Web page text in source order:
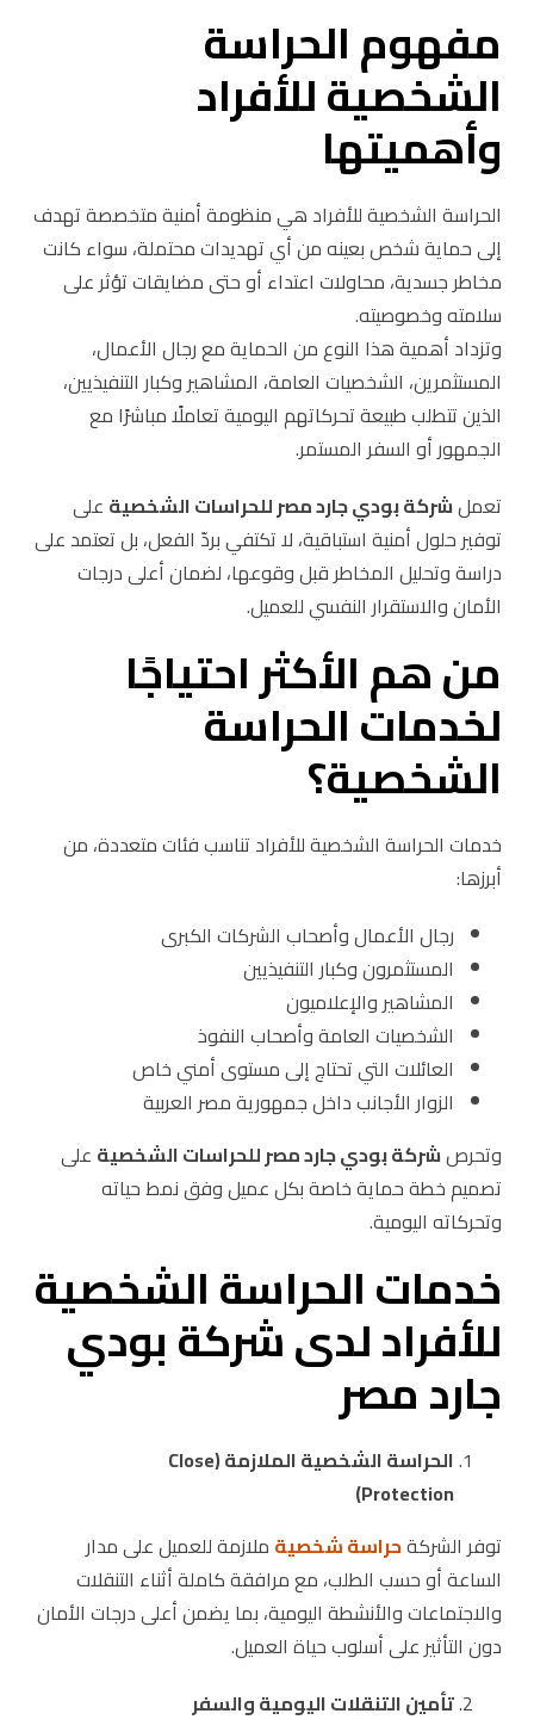
مفهوم الحراسة
الشخصية للأفراد
وأهميتها
الحراسة الشخصية للأفراد هي منظومة أمنية متخصصة تهدف
إلى حماية شخص بعينه من أي تهديدات محتملة، سواء كانت
مخاطر جسدية، محاولات اعتداء أو حتى مضايقات تؤثر على
سلامته وخصوصيته.
وتزداد أهمية هذا النوع من الحماية مع رجال الأعمال،
المستثمرين، الشخصيات العامة، المشاهير وكبار التنفيذيين،
الذين تتطلب طبيعة تحركاتهم اليومية تعاملًا مباشرًا مع
الجمهور أو السفر المستمر.
تعملشركة بودي جارد مصر للحراسات الشخصية على
توفير حلول أمنية استباقية، لا تكتفي بردّ الفعل، بل تعتمد على
دراسة وتحليل المخاطر قبل وقوعها، لضمان أعلى درجات
الأمان والاستقرار النفسي للعميل.
من هم الأكثر احتياجًا
لخدمات الحراسة
الشخصية؟
خدمات الحراسة الشخصية للأفراد تناسب فئات متعددة، من
أبرزها:
رجال الأعمال وأصحاب الشركات الكبرى
المستثمرون وكبار التنفيذيين
المشاهير والإعلاميون
الشخصيات العامة وأصحاب النفوذ
العائلات التي تحتاج إلى مستوى أمني خاص
الزوار الأجانب داخل جمهورية مصر العربية
وتحرصشركة بودي جارد مصر للحراسات الشخصية على
تصميم خطة حماية خاصة بكل عميل وفق نمط حياته
وتحركاته اليومية.
خدمات الحراسة الشخصية
للأفراد لدى شركة بودي
جارد مصر
الحراسة الشخصية الملازمة (Close
Protection)
توفر الشركةحراسة شخصية ملازمة للعميل على مدار
الساعة أو حسب الطلب، مع مرافقة كاملة أثناء التنقلات
والاجتماعات والأنشطة اليومية، بما يضمن أعلى درجات الأمان
دون التأثير على أسلوب حياة العميل.
تأمين التنقلات اليومية والسفر